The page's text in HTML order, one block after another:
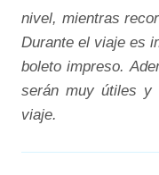
nivel, mientras
Durante el viaje es
boleto impreso.
serán muy útiles y
viaje.